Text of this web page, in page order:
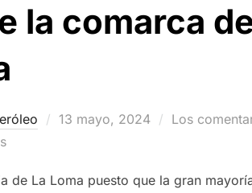
la comarca
Publicado
13 mayo, 2024
Los
de La Loma puesto que la gran